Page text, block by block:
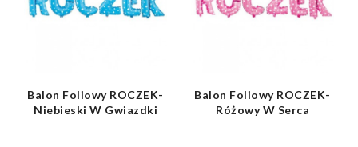
Balon Foliowy ROCZEK-
Niebieski W Gwiazdki
Balon Foliowy ROCZEK-
Różowy W Serca